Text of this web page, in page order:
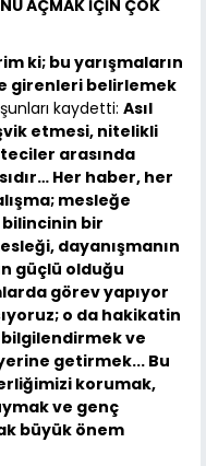
AÇMAK İÇİN ÇOK
ki; bu yarışmaların
girenleri belirlemek
kaydetti: Asıl
etmesi, nitelikli
arasında
Her haber, her
mesleğe
bir
dayanışmanın
güçlü olduğu
görev yapıyor
o da hakikatin
ve
getirmek... Bu
korumak,
ve genç
büyük önem